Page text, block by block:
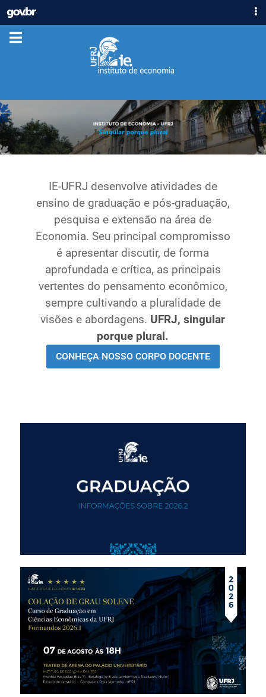
GOVBR
ACESSO À INFORMAÇÃO
Ministério da Justiça e Segurança Pública
Ministério da Defesa
Ministério da Agricultura, Pecuária e Abastecimento
Ministério da Educação
Ministério da Saúde
Ministério de Minas e Energia
Ministério da Ciência, Tecnologia, Inovações e
Comunicações
Ministério do Meio Ambiente
Ministério do Turismo
Ministério do Desenvolvimento Regional
Secretaria de Governo
Gabinete de Segurança Institucional
Advocacia-Geral da União
IE-UFRJ desenvolve atividades de
ensino de graduação e pós-graduação,
pesquisa e extensão na área de
Economia. Seu principal compromisso
é apresentar discutir, de forma
aprofundada e crítica, as principais
vertentes do pensamento econômico,
sempre cultivando a pluralidade de
visões e abordagens. UFRJ, singular
porque plural.
CONHEÇA NOSSO CORPO DOCENTE